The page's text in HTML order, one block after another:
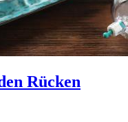
Rücken